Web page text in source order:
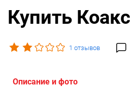
Купить
1 отзывов
Описание и фото